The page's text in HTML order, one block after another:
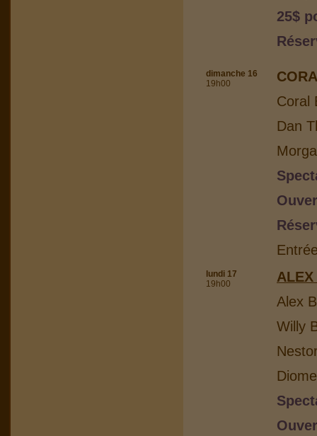
25$
dimanche 16
19h00
Coral
Dan
lundi 17
19h00
Alex
Willy